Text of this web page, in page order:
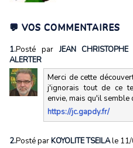
💬 VOS COMMENTAIRES
1.Posté parJEAN
ALERTER
Merci de cette
j'ignorais tout de ce
envie, mais qu'il
https://jc.gapdy.fr/
2.Posté parKOYOLITE TSEILAle